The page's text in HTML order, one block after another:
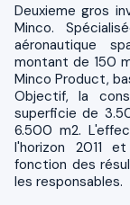
Deuxieme gros investissement pour la société américaine
Minco.
aéronautique
montant de 150
Minco Product,
Objectif, la
superficie de
6.500 m2.
l'horizon 2011
fonction des
les responsables.